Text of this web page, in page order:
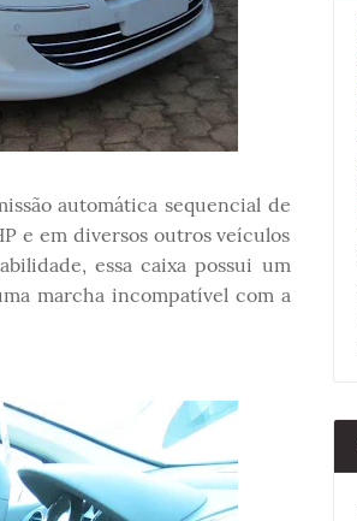
automática sequencial de
e em diversos outros veículos
essa caixa possui um
marcha incompatível com a